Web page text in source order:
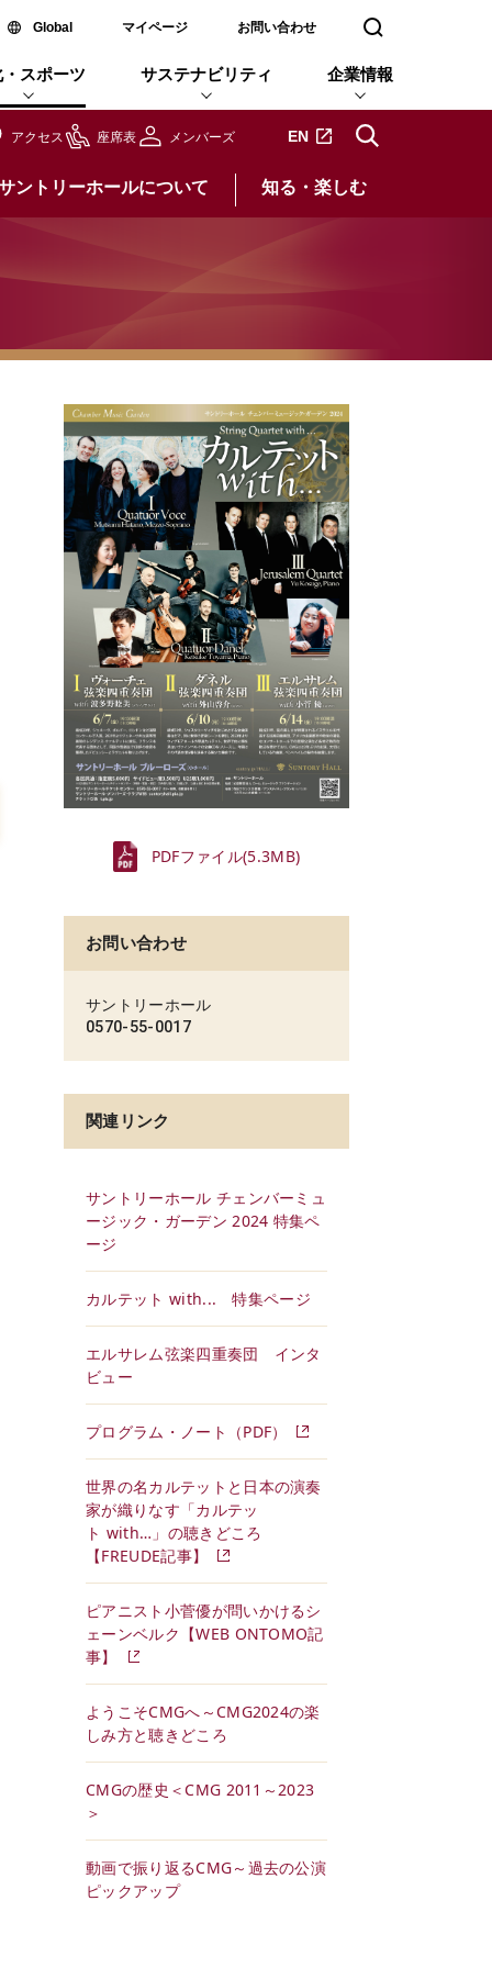
Global新しいウィンドウで開く
マイページ お問い合わせ 検索窓を開く
スポーツ サステナビリティ 企業情報
アクセス 座席表 メンバーズ EN新しいタブで開きます
ントリーホールについて 知る・楽しむ
PDFファイル(5.3MB)
お問い合わせ
サントリーホール
0570-55-0017
関連リンク
サントリーホール チェンバーミュ
ージック・ガーデン 2024 特集ペ
ージ
カルテット with... 特集ページ
エルサレム弦楽四重奏団 インタ
ビュー
プログラム・ノート（PDF）
世界の名カルテットと日本の演奏
家が織りなす「カルテッ
ト with…」の聴きどころ
【FREUDE記事】
ピアニスト小菅優が問いかけるシ
ェーンベルク【WEB ONTOMO記
事】
ようこそCMGへ～CMG2024の楽
しみ方と聴きどころ
CMGの歴史＜CMG 2011～2023
＞
動画で振り返るCMG～過去の公演
ピックアップ